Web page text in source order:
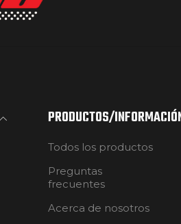
PRODUCTOS/
Todos los productos
Preguntas
frecuentes
Acerca de nosotros